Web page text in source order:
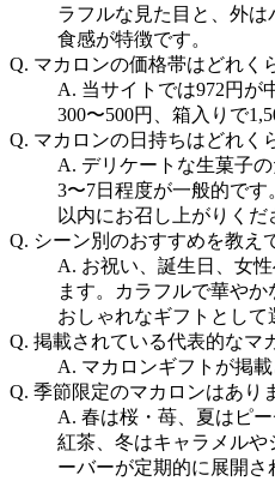
ラフルな見た目と、外
食感が特徴です。
Q. マカロンの価格帯はどれく
A. 当サイトでは972円が
300〜500円、箱入りで
Q. マカロンの日持ちはどれく
A. デリケートな生菓子
3〜7日程度が一般的です
以内にお召し上がりくだ
Q. シーン別のおすすめを教え
A. お祝い、誕生日、女
ます。カラフルで華や
おしゃれなギフトとして
Q. 掲載されている代表的なマ
A. マカロンギフトが掲載
Q. 季節限定のマカロンはあり
A. 春は桜・苺、夏はピ
紅茶、冬はキャラメルや
ーバーが定期的に展開さ